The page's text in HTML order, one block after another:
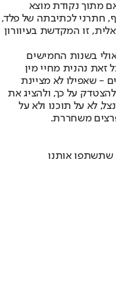
מתוך נקודת מוצא
חתרני לכתיבתה של פלד,
זו המקדשת בעיוורון
בשנות החמישים
זאת נהנית מחיי מין
- שאפילו לא מציינת
על כך, ולהציג את
לא על תוכנו ולא על
משחררת.
אותנו